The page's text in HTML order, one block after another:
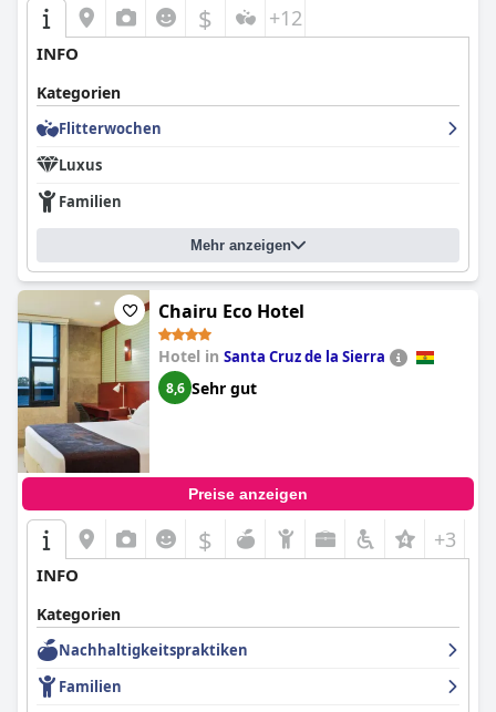
$ +12
INFO
Kategorien
Flitterwochen
Luxus
Familien
Mehr anzeigen
Chairu Eco Hotel
Hotel in Santa Cruz de la Sierra
8,6 Sehr gut
Preise anzeigen
$ +3
INFO
Kategorien
Nachhaltigkeitspraktiken
Familien